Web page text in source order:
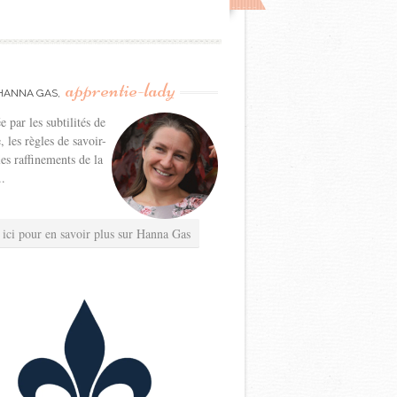
GAS, apprentie-lady
par les subtilités de
les règles de savoir-
raffinements de la
pour en savoir plus sur Hanna Gas